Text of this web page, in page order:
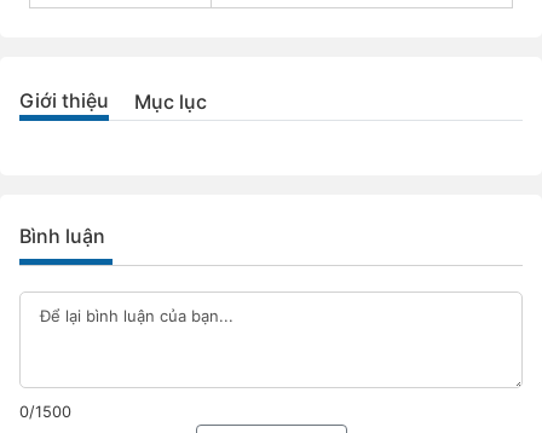
Giới thiệu Mục lục
Bình luận
0/1500